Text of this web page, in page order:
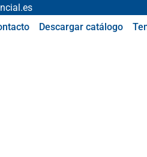
Descargar catálogo